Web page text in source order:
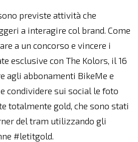
previste attività che
a interagire col brand. Come
a un concorso e vincere i
esclusive con The Kolors, il 16
agli abbonamenti BikeMe e
condividere sui social le foto
totalmente gold, che sono stati
del tram utilizzando gli
#letitgold.